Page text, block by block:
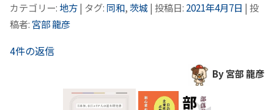
カテゴリー: 地方| タグ: 同和,茨城| 投稿日: 2021年4月7日 | 投
稿者: 宮部 龍彦
4件の返信
By 宮部 龍彦